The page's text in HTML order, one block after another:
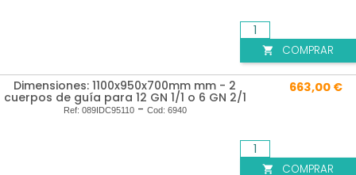
 COMPRAR
Dimensiones: 1100x950x700mm mm - 2
cuerpos de guía para 12 GN 1/1 o 6 GN 2/1
Ref: 089IDC95110- Cod: 6940
663,00 €
 COMPRAR